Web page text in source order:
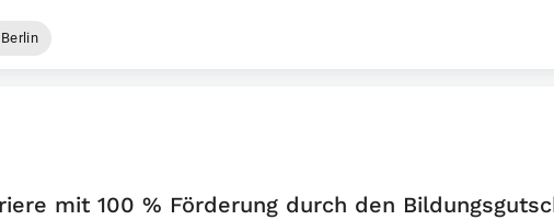
Berlin
mit 100 % Förderung durch den